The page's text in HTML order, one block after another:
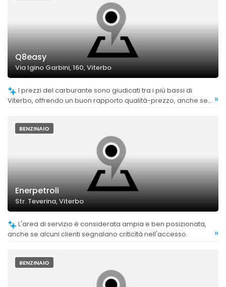
Q8easy
Via Igino Garbini, 160, Viterbo
Viterbo, offrendo un buon rapporto qualità-prezzo, anche se
»
BENZINAIO
Enerpetroli
Str. Teverina, Viterbo
anche se alcuni clienti segnalano criticità nell'accesso.
»
BENZINAIO